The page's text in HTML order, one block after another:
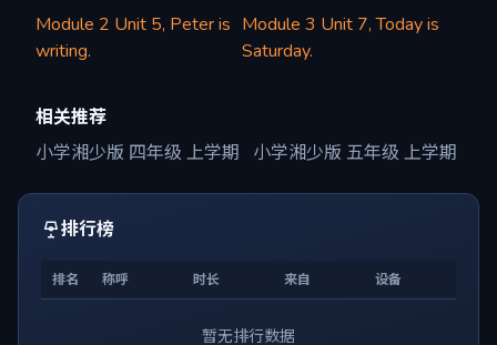
Module 2 Unit 5, Peter is
writing.
Module 3 Unit 7, Today is
Saturday.
相关推荐
小学湘少版 四年级 上学期
小学湘少版 五年级 上学期
排行榜
排名 称呼 时长 来自 设备
暂无排行数据